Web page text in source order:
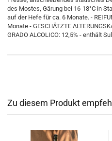
des Mostes, Gärung bei 16-18°C in
auf der Hefe für ca. 6 Monate. -
Monate - GESCHÄTZTE
GRADO ALCOLICO: 12,5% - enthält
Zu diesem Produkt